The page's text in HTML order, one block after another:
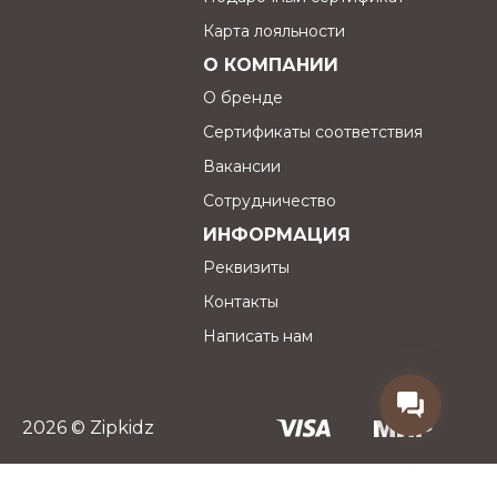
Карта лояльности
О КОМПАНИИ
О бренде
Сертификаты соответствия
Вакансии
Сотрудничество
ИНФОРМАЦИЯ
Реквизиты
Контакты
Написать нам
2026 © Zipkidz